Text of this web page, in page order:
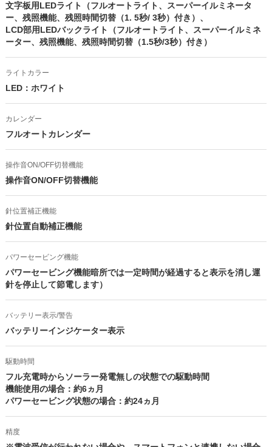
文字板用LEDライト（フルオートライト、スーパーイルミネータ
ー、残照機能、残照時間切替（1. 5秒/ 3秒）付き）、
LCD部用LEDバックライト（フルオートライト、スーパーイルミネ
ーター、残照機能、残照時間切替（1.5秒/3秒）付き）
ライトカラー
LED：ホワイト
カレンダー
フルオートカレンダー
操作音ON/OFF切替機能
操作音ON/OFF切替機能
針位置補正機能
針位置自動補正機能
パワーセービング機能
パワーセービング機能暗所では一定時間が経過すると表示を消し運
針を停止して節電します）
バッテリー表示/警告
バッテリーインジケーター表示
駆動時間
フル充電時からソーラー発電無しの状態での駆動時間
機能使用の場合：約6ヵ月
パワーセービング状態の場合：約24ヵ月
精度